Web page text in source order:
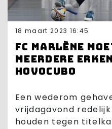
18 maart 2023 16:45
FC Marlène
meerdere
Hovocubo
Een wederom
vrijdagavond
houden tegen